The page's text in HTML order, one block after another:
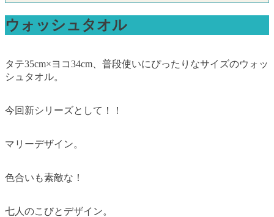
ウォッシュタオル
タテ35cm×ヨコ34cm、普段使いにぴったりなサイズのウォッ
シュタオル。
今回新シリーズとして！！
マリーデザイン。
色合いも素敵な！
七人のこびとデザイン。